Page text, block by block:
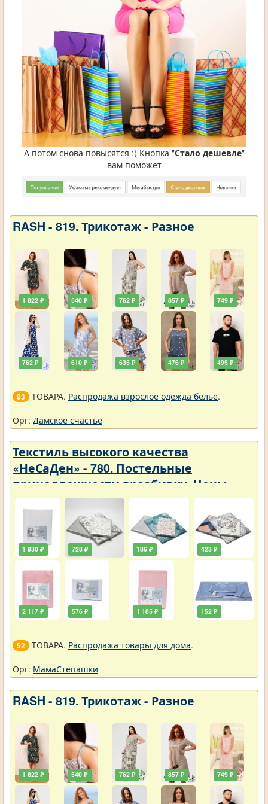
А потом снова повысятся :( Кнопка "Стало дешевле"
вам поможет
RASH - 819. Трикотаж - Разное
1 822 ₽
762 ₽
540 ₽
610 ₽
762 ₽
635 ₽
857 ₽
476 ₽
749 ₽
495 ₽
93 ТОВАРА. Распродажа взрослое одежда белье.
Орг: Дамское счастье
Текстиль высокого качества
«НеСаДен» - 780. Постельные
принадлежности вразбивку. Цены
упали
1 930 ₽
2 117 ₽
728 ₽
576 ₽
186 ₽
1 185 ₽
423 ₽
152 ₽
52 ТОВАРА. Распродажа товары для дома.
Орг: МамаСтепашки
RASH - 819. Трикотаж - Разное
1 822 ₽ 540 ₽ 762 ₽ 857 ₽ 749 ₽